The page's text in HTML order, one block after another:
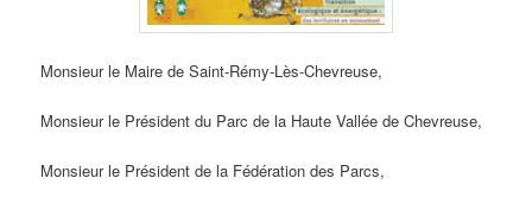
Monsieur le Maire de Saint-Rémy-Lès-Chevreuse,
Monsieur le Président du Parc de la Haute Vallée de Chevreuse,
Monsieur le Président de la Fédération des Parcs,